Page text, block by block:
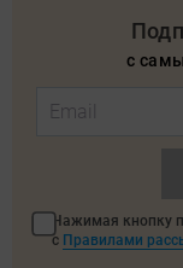
с
Нажимая кнопку
с Правилами